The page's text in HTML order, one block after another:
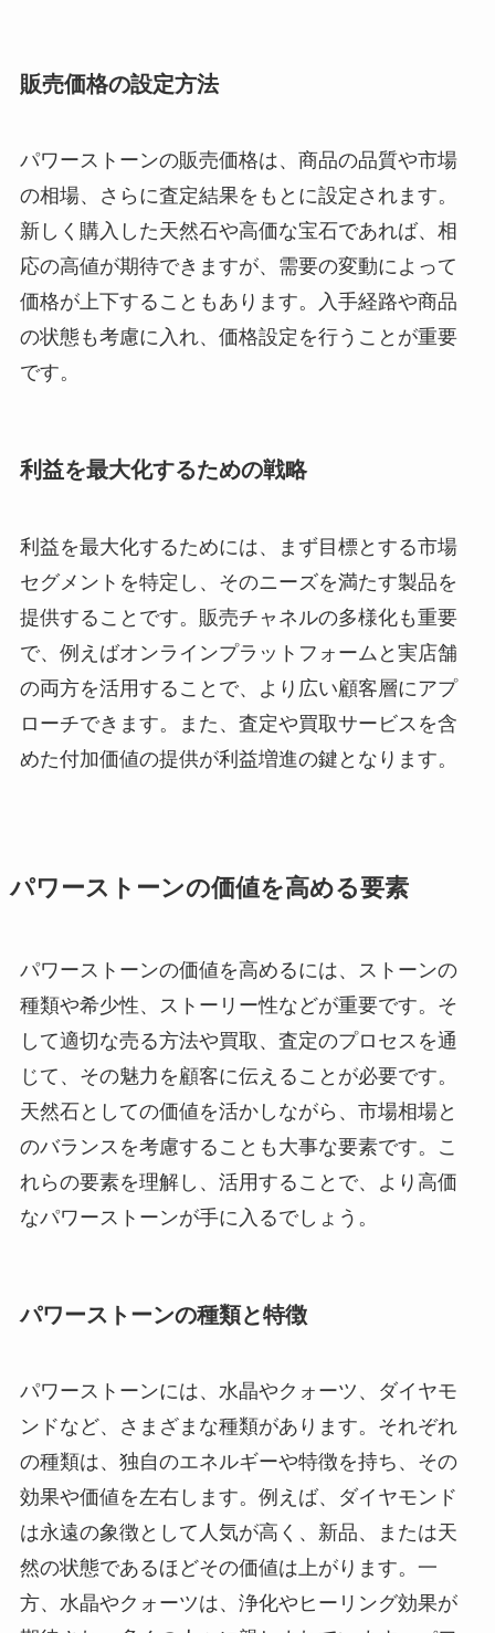
販売価格の設定方法
パワーストーンの販売価格は、商品の品質や市場
の相場、さらに査定結果をもとに設定されます。
新しく購入した天然石や高価な宝石であれば、相
応の高値が期待できますが、需要の変動によって
価格が上下することもあります。入手経路や商品
の状態も考慮に入れ、価格設定を行うことが重要
です。
利益を最大化するための戦略
利益を最大化するためには、まず目標とする市場
セグメントを特定し、そのニーズを満たす製品を
提供することです。販売チャネルの多様化も重要
で、例えばオンラインプラットフォームと実店舗
の両方を活用することで、より広い顧客層にアプ
ローチできます。また、査定や買取サービスを含
めた付加価値の提供が利益増進の鍵となります。
パワーストーンの価値を高める要素
パワーストーンの価値を高めるには、ストーンの
種類や希少性、ストーリー性などが重要です。そ
して適切な売る方法や買取、査定のプロセスを通
じて、その魅力を顧客に伝えることが必要です。
天然石としての価値を活かしながら、市場相場と
のバランスを考慮することも大事な要素です。こ
れらの要素を理解し、活用することで、より高価
なパワーストーンが手に入るでしょう。
パワーストーンの種類と特徴
パワーストーンには、水晶やクォーツ、ダイヤモ
ンドなど、さまざまな種類があります。それぞれ
の種類は、独自のエネルギーや特徴を持ち、その
効果や価値を左右します。例えば、ダイヤモンド
は永遠の象徴として人気が高く、新品、または天
然の状態であるほどその価値は上がります。一
方、水晶やクォーツは、浄化やヒーリング効果が